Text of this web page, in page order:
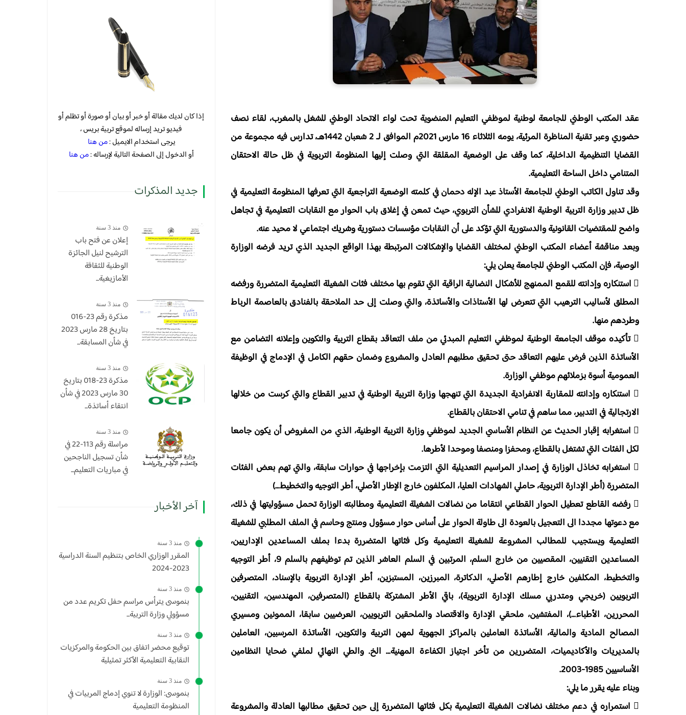
عقد المكتب الوطني للجامعة لوطنية لموظفي التعليم المنضوية تحت لواء الاتحاد الوطني للشغل بالمغرب، لقاء نصف
حضوري وعبر تقنية المناظرة المرئية، يومه الثلاثاء 16 مارس 2021م الموافق لـ 2 شعبان 1442هـ، تدارس فيه مجموعة من
القضايا التنظيمية الداخلية، كما وقف على الوضعية المقلقة التي وصلت إليها المنظومة التربوية في ظل حالة الاحتقان
المتنامي داخل الساحة التعليمية.
وقد تناول الكاتب الوطني للجامعة الأستاذ عبد الإله دحمان في كلمته الوضعية التراجعية التي تعرفها المنظومة التعليمية في
ظل تدبير وزارة التربية الوطنية الانفرادي للشأن التربوي، حيث تمعن في إغلاق باب الحوار مع النقابات التعليمية في تجاهل
واضح للمقتضيات القانونية والدستورية التي تؤكد على أن النقابات مؤسسات دستورية وشريك اجتماعي لا محيد عنه.
وبعد مناقشة أعضاء المكتب الوطني لمختلف القضايا والإشكالات المرتبطة بهذا الواقع الجديد الذي تريد فرضه الوزارة
الوصية، فإن المكتب الوطني للجامعة يعلن يلي:
 استنكاره وإدانته للقمع الممنهج للأشكال النضالية الراقية التي تقوم بها مختلف فئات الشغيلة التعليمية المتضررة ورفضه
المطلق لأساليب الترهيب التي تتعرض لها الأستاذات والأساتذة، والتي وصلت إلى حد الملاحقة بالفنادق بالعاصمة الرباط
وطردهم منها.
 تأكيده موقف الجامعة الوطنية لموظفي التعليم المبدئي من ملف التعاقد بقطاع التربية والتكوين وإعلانه التضامن مع
الأساتذة الذين فرض عليهم التعاقد حتى تحقيق مطلبهم العادل والمشروع وضمان حقهم الكامل في الإدماج في الوظيفة
العمومية أسوة بزملائهم موظفي الوزارة.
 استنكاره وإدانته للمقاربة الانفرادية الجديدة التي تنهجها وزارة التربية الوطنية في تدبير القطاع والتي كرست من خلالها
الارتجالية في التدبير، مما ساهم في تنامي الاحتقان بالقطاع.
 استغرابه إقبار الحديث عن النظام الأساسي الجديد لموظفي وزارة التربية الوطنية، الذي من المفروض أن يكون جامعا
لكل الفئات التي تشتغل بالقطاع، ومحفزا ومنصفا وموحدا لأطرها.
 استغرابه تخاذل الوزارة في إصدار المراسيم التعديلية التي التزمت بإخراجها في حوارات سابقة، والتي تهم بعض الفئات
المتضررة (أطر الإدارة التربوية، حاملي الشهادات العليا، المكلفون خارج الإطار الأصلي، أطر التوجيه والتخطيط...)
 رفضه القاطع تعطيل الحوار القطاعي انتقاما من نضالات الشغيلة التعليمية ومطالبته الوزارة تحمل مسؤوليتها في ذلك،
مع دعوتها مجددا الى التعجيل بالعودة الى طاولة الحوار على أساس حوار مسؤول ومنتج وحاسم في الملف المطلبي للشغيلة
التعليمية ويستجيب للمطالب المشروعة للشغيلة التعليمية وكل فئاتها المتضررة بدءا بملف المساعدين الإداريين،
المساعدين التقنيين، المقصيين من خارج السلم، المرتبين في السلم العاشر الذين تم توظيفهم بالسلم 9، أطر التوجيه
والتخطيط، المكلفين خارج إطارهم الأصلي، الدكاترة، المبرزين، المستبزين، أطر الإدارة التربوية بالإسناد، المتصرفين
التربويين (خريجي ومتدربي مسلك الإدارة التربوية)، باقي الأطر المشتركة بالقطاع (المتصرفين، المهندسين، التقنيين،
المحررين، الأطباء...)، المفتشين، ملحقي الإدارة والاقتصاد والملحقين التربويين، العرضيين سابقا، الممونين ومسيري
المصالح المادية والمالية، الأساتذة العاملين بالمراكز الجهوية لمهن التربية والتكوين، الأساتذة المرسبين، العاملين
بالمديريات والأكاديميات، المتضررين من تأخر اجتياز الكفاءة المهنية... الخ. والطي النهائي لملفي ضحايا النظامين
الأساسيين 1985-2003.
وبناء عليه يقرر ما يلي:
 استمراره في دعم مختلف نضالات الشغيلة التعليمية بكل فئاتها المتضررة إلى حين تحقيق مطالبها العادلة والمشروعة
إذا كان لديك مقالة أو خبر أو بيان أو صورة أو تظلم أو
فيديو تريد إرساله لموقع تربية بريس ،
يرجى استخدام الايميل :من هنا
أو الدخول إلى الصفحة التالية لإرساله :من هنا
جديد المذكرات
منذ 3 سنة
إعلان عن فتح باب
الترشيح لنيل الجائزة
الوطنية للثقافة
الأمازيغية...
منذ 3 سنة
مذكرة رقم 23-016
بتاريخ 28 مارس 2023
في شأن المسابقة...
منذ 3 سنة
​مذكرة 23-018 بتاريخ
30 مارس 2023 في شأن
انتقاء أساتذة...
منذ 3 سنة
مراسلة رقم 113-22 في
شأن تسجيل الناجحين
في مباريات التعليم...
آخر الأخبار
منذ 3 سنة
المقرر الوزاري الخاص بتنظيم السنة الدراسية
2023-2024
منذ 3 سنة
بنموسى يترأس مراسم حفل تكريم عدد من
مسؤولي وزارة التربية...
منذ 3 سنة
توقيع محضر اتفاق بين الحكومة والمركزيات
النقابية التعليمية الأكثر تمثيلية
منذ 3 سنة
بنموسى: الوزارة لا تنوي إدماج المربيات في
المنظومة التعليمية